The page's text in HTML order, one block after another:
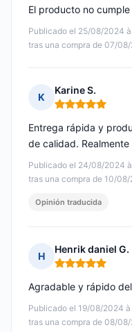
Publicado el 25/08/2024
tras una compra de 07/
El producto no
K
Karine S.
Nota: 5 de 5
Publicado el 24/08/2024
tras una compra de 10/
Entrega rápida y
de calidad.
Opinión traducida
H
Henrik daniel G.
Nota: 5 de 5
Publicado el 19/08/2024 à
tras una compra de 08/
Agradable y rápido